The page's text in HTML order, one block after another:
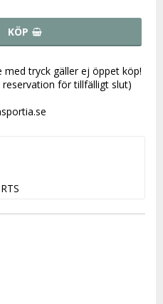
KÖP
tryck gäller ej öppet köp!
för tillfälligt slut)